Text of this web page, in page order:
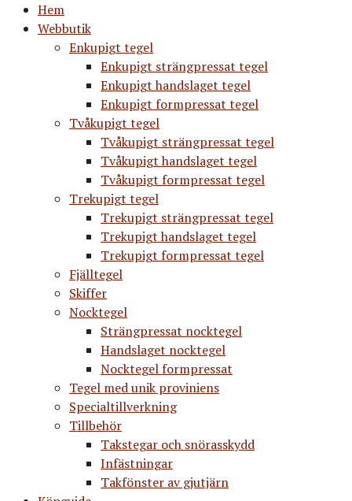
Hem
Webbutik
Enkupigt tegel
Enkupigt strängpressat tegel
Enkupigt handslaget tegel
Enkupigt formpressat tegel
Tvåkupigt tegel
Tvåkupigt strängpressat tegel
Tvåkupigt handslaget tegel
Tvåkupigt formpressat tegel
Trekupigt tegel
Trekupigt strängpressat tegel
Trekupigt handslaget tegel
Trekupigt formpressat tegel
Fjälltegel
Skiffer
Nocktegel
Strängpressat nocktegel
Handslaget nocktegel
Nocktegel formpressat
Tegel med unik proviniens
Specialtillverkning
Tillbehör
Takstegar och snörasskydd
Infästningar
Takfönster av gjutjärn